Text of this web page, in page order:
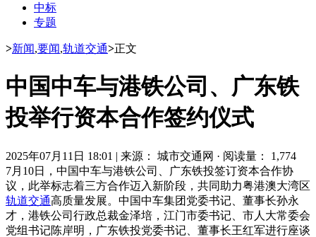
中标
专题
>新闻,要闻,轨道交通>正文
中国中车与港铁公司、广东铁
投举行资本合作签约仪式
2025年07月11日 18:01 | 来源： 城市交通网 · 阅读量： 1,774
7月10日，中国中车与港铁公司、广东铁投签订资本合作协
议，此举标志着三方合作迈入新阶段，共同助力粤港澳大湾区
轨道交通高质量发展。中国中车集团党委书记、董事长孙永
才，港铁公司行政总裁金泽培，江门市委书记、市人大常委会
党组书记陈岸明，广东铁投党委书记、董事长王红军进行座谈